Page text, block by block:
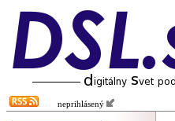
neprihlásený